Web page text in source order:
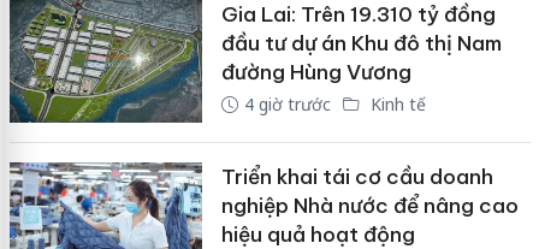
Gia Lai: Trên 19.310 tỷ đồng
đầu tư dự án Khu đô thị Nam
đường Hùng Vương
4 giờ trước Kinh tế
Triển khai tái cơ cầu doanh
nghiệp Nhà nước để nâng cao
hiệu quả hoạt động